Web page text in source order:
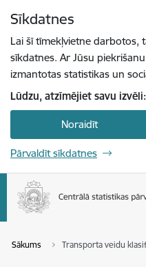
Sīkdatnes
Lai šī tīmekļvietne darbotos,
sīkdatnes. Ar Jūsu
izmantotas statistikas un
Lūdzu, atzīmējiet savu izvēli:
Noraidīt
Pārvaldīt sīkdatnes
Sākums Transporta veidu